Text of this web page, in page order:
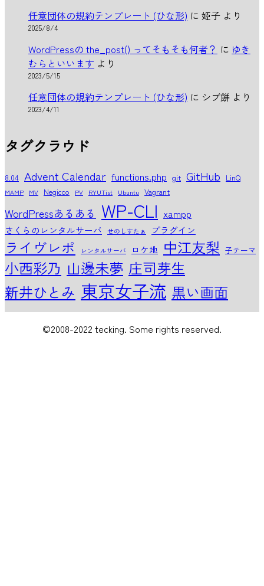
任意団体の規約テンプレート (ひな形) に 姫子 より
2025/8/4
WordPressの the_post() ってそもそも何者？ に ゆき
むらといいます より
2023/5/15
任意団体の規約テンプレート (ひな形) に シブ餅 より
2023/4/11
タグクラウド
8.04 Advent Calendar functions.php git GitHub LinQ
MAMP MV Negicco PV RYUTist Ubuntu Vagrant
WordPressあるある WP-CLI xampp
さくらのレンタルサーバ せのしすたぁ プラグイン
ライヴレポ レンタルサーバ ロケ地 中江友梨 子テーマ
小西彩乃 山邊未夢 庄司芽生
新井ひとみ 東京女子流 黒い画面
©2008-2022 tecking. Some rights reserved.